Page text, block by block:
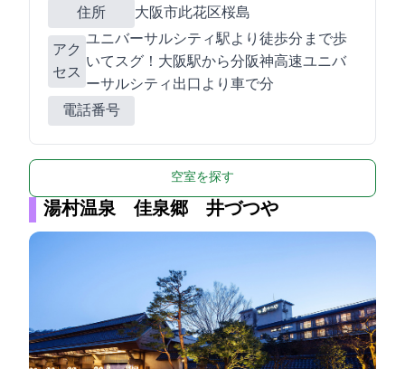
住所 大阪市此花区桜島1-1-111
アク
セス
ユニバーサルシティ駅より徒歩3分 USJまで歩
いてスグ！JR大阪駅から12分/阪神高速ユニバ
ーサルシティ出口より車で2分
電話番号
空室を探す
湯村温泉 佳泉郷 井づつや